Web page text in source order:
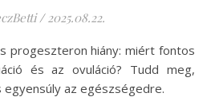
/ 2025.08.22.
és az ovuláció? Tudd meg,
egyensúly az egészségedre.